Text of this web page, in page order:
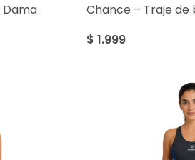
Dama
Chance – Traje de
$ 1.999